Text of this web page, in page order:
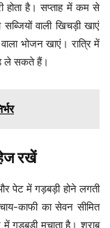
होता है। सप्ताह में कम से
वाली खिचड़ी खाएं
भोजन खाएं। रात्रि में
ले सकते हैं।
रखें
पेट में गड़बड़ी होने लगती
काफी का सेवन सीमित
गड़बड़ी मचाता है। शराब